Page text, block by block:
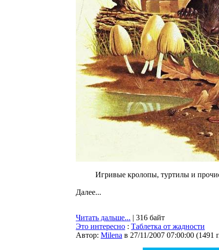
Игривые кролопы, туртилы и
Далее...
Читать дальше... | 316 байт
Это интересно : Таблетка от жадности
Автор: Milena в 27/11/2007 07:00:00 (1491